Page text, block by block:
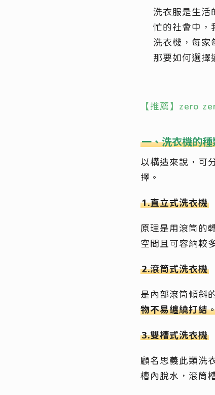
洗衣服是生活
忙的社會中，
洗衣機，每家
那要如何選擇
【推薦】zero
一、洗衣機的種
以構造來說，可
擇。
1.直立式洗衣機
原理是用滾筒的
空間且可容納較
2.滾筒式洗衣機
是內部滾筒傾斜
物不易纏繞打結
3.雙槽式洗衣機
顧名思義此類洗
槽內脫水，滾筒